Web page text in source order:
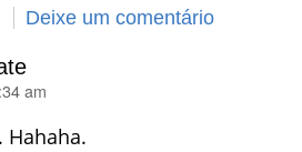
Deixe um comentário
am
Hahaha.